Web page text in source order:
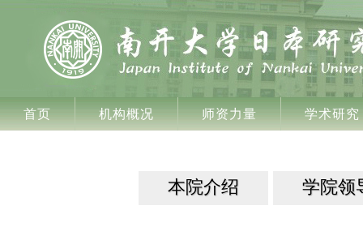
首页 机构概况 师资力量 学术研究
本院介绍 学院领